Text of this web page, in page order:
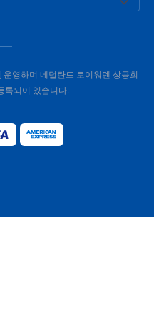
영하며 네덜란드 로이워덴 상공회
되어 있습니다.